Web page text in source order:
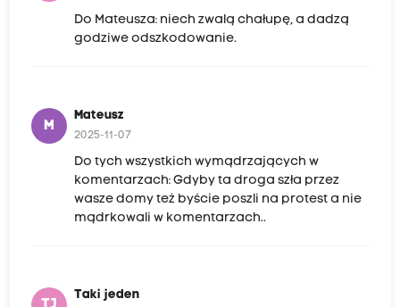
Do Mateusza: niech zwalą chałupę, a dadzą
godziwe odszkodowanie.
M
Mateusz
2025-11-07
Do tych wszystkich wymądrzających w
komentarzach: Gdyby ta droga szła przez
wasze domy też byście poszli na protest a nie
mądrkowali w komentarzach..
Taki jeden